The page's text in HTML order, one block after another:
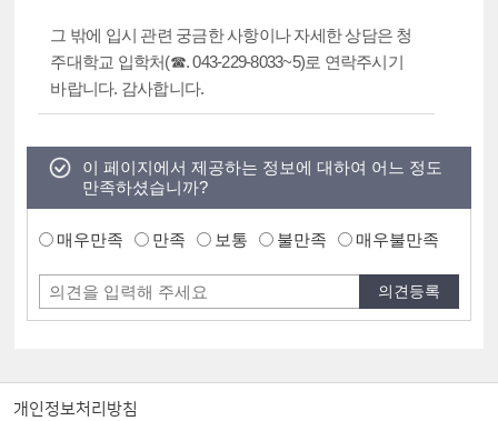
그 밖에 입시 관련 궁금한 사항이나 자세한 상담은 청
주대학교 입학처(☎. 043-229-8033~5)로 연락주시기
바랍니다. 감사합니다.
이 페이지에서 제공하는 정보에 대하여 어느 정도
만족하셨습니까?
매우만족 만족 보통 불만족 매우불만족
개인정보처리방침